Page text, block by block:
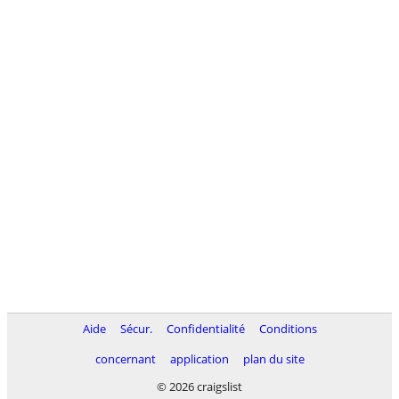
Aide Sécur. Confidentialité
Conditions
concernant
application
plan du site
© 2026 craigslist